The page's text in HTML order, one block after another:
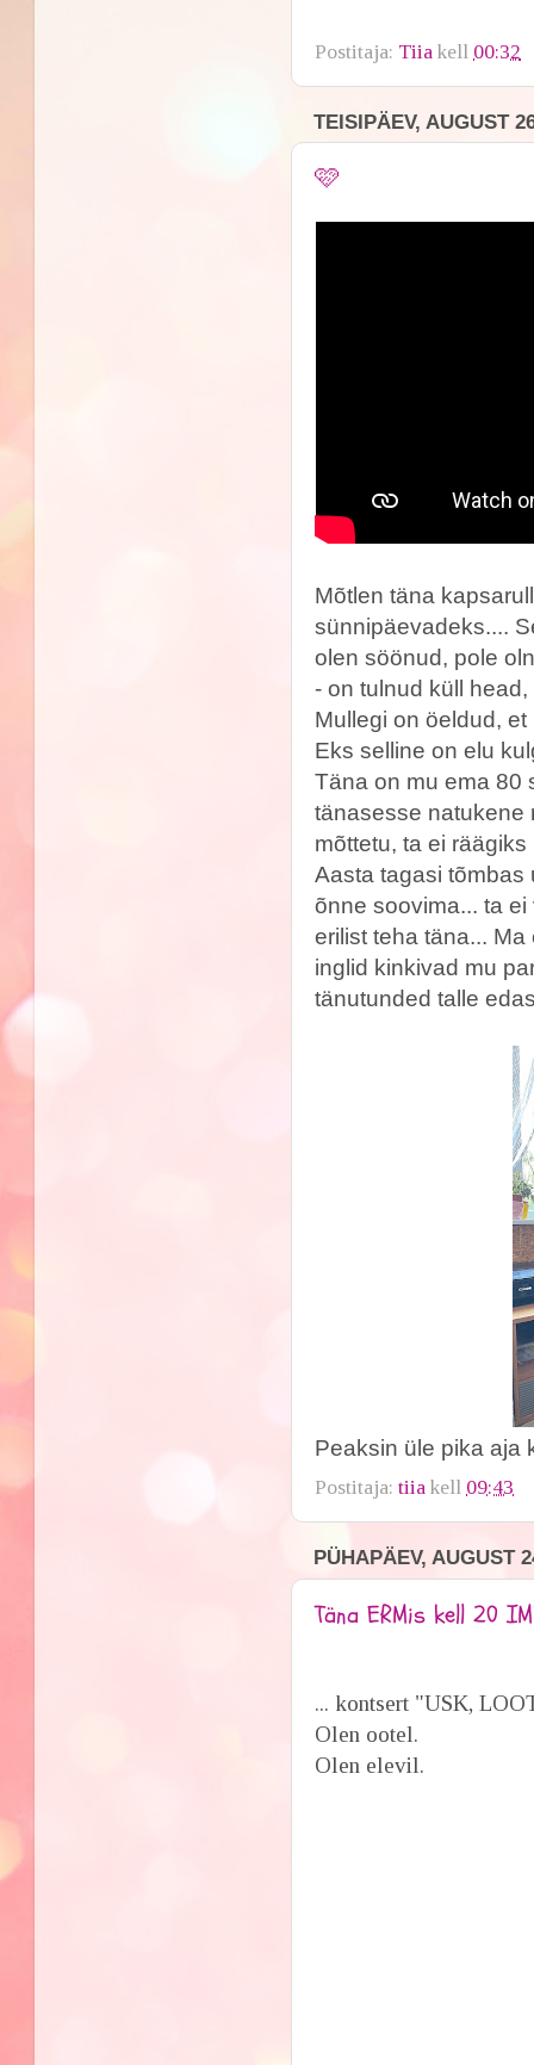
Postitaja: Tiia kell 00:32
TEISIPÄEV, AUGUST
🩷
Mõtlen täna
sünnipäevadeks....
olen söönud, pole
- on tulnud küll
Mullegi on öeldud,
Eks selline on elu
Täna on mu ema 80
tänasesse natukene
mõttetu, ta ei
Aasta tagasi tõmbas
õnne soovima... ta
erilist teha täna...
inglid kinkivad mu
tänutunded talle
Peaksin üle pika aja
Postitaja:tiia kell 09:43
PÜHAPÄEV, AUGUST
Täna ERMis kell 20
... kontsert "USK,
Olen ootel.
Olen elevil.